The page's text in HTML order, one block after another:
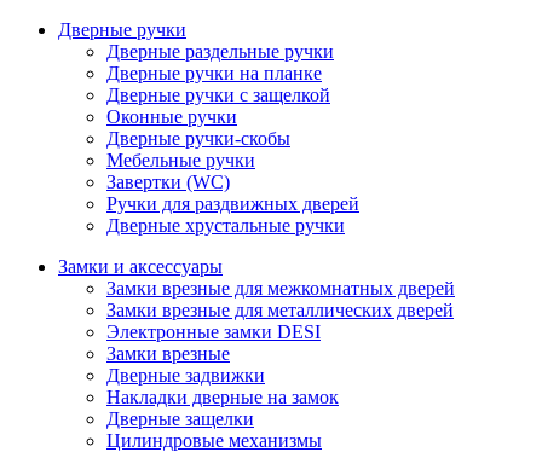
Дверные ручки
Дверные раздельные ручки
Дверные ручки на планке
Дверные ручки с защелкой
Оконные ручки
Дверные ручки-скобы
Мебельные ручки
Завертки (WC)
Ручки для раздвижных дверей
Дверные хрустальные ручки
Замки и аксессуары
Замки врезные для межкомнатных дверей
Замки врезные для металлических дверей
Электронные замки DESI
Замки врезные
Дверные задвижки
Накладки дверные на замок
Дверные защелки
Цилиндровые механизмы